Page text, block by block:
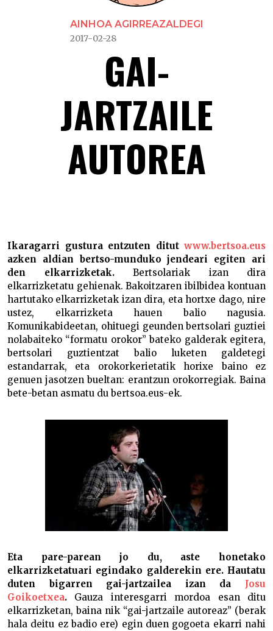
AINHOA AGIRREAZALDEGI
2017-02-28
GAI-
JARTZAILE
AUTOREA
Ikaragarri gustura entzuten ditut www.bertsoa.eus
azken aldian bertso-munduko jendeari egiten ari
den elkarrizketak.Bertsolariak izan dira
elkarrizketatu gehienak. Bakoitzaren ibilbidea kontuan
hartutako elkarrizketak izan dira, eta hortxe dago, nire
ustez, elkarrizketa hauen balio nagusia.
Komunikabideetan, ohituegi geunden bertsolari guztiei
nolabaiteko “formatu orokor” bateko galderak egitera,
bertsolari guztientzat balio luketen galdetegi
estandarrak, eta orokorkerietatik horixe baino ez
genuen jasotzen bueltan: erantzun orokorregiak. Baina
bete-betan asmatu du bertsoa.eus-ek.
Eta pare-parean jo du, aste honetako
elkarrizketatuari egindako galderekin ere. Hautatu
duten bigarren gai-jartzailea izan da Josu
Goikoetxea. Gauza interesgarri mordoa esan ditu
elkarrizketan, baina nik “gai-jartzaile autoreaz” (berak
hala deitu ez badio ere) egin duen gogoeta ekarri nahi